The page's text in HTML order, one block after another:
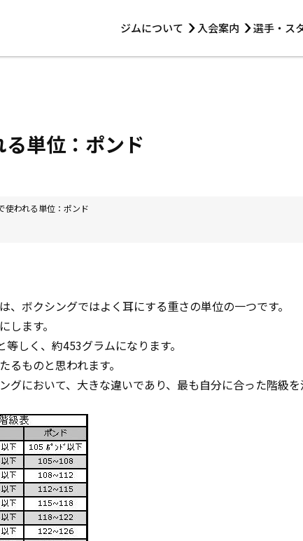
ジムについて 入会案内 選手・ス
単位：ポンド
使われる単位：ポンド
、ボクシングではよく耳にする重さの単位の一つです。
します。
しく、約453グラムになります。
るものと思われます。
グにおいて、大きな違いであり、最も自分に合った階級